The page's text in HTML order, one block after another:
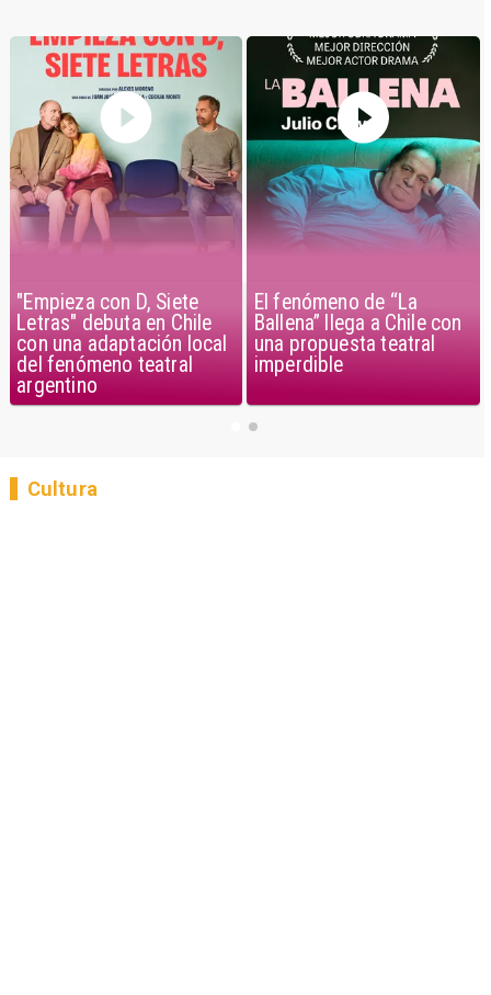
"Empieza con D, Siete
Letras" debuta en Chile
con una adaptación local
del fenómeno teatral
argentino
El fenómeno de “La
Ballena” llega a Chile con
una propuesta teatral
imperdible
Cultura